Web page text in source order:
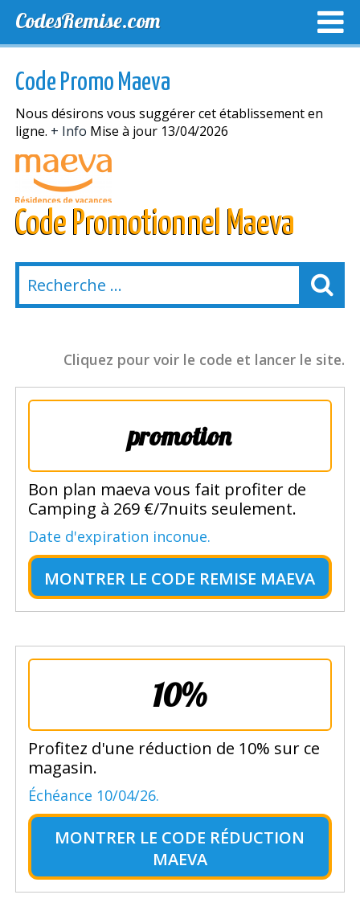
CodesRemise.com
NOUVELLES MAGASINS
Code Promo Maeva
Nous désirons vous suggérer cet établissement en
ligne. + Info Mise à jour 13/04/2026
Code Promotionnel Maeva
Cliquez pour voir le code et lancer le site.
promotion
Bon plan maeva vous fait profiter de
Camping à 269 €/7nuits seulement.
Date d'expiration inconue.
MONTRER LE CODE REMISE MAEVA
10%
Profitez d'une réduction de 10% sur ce
magasin.
Échéance 10/04/26.
MONTRER LE CODE RÉDUCTION
MAEVA